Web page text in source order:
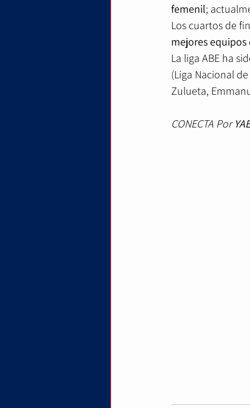
femenil;
Los cuartos de
mejores equipos
La liga ABE ha
(Liga Nacional
Zulueta,
CONECTA Por